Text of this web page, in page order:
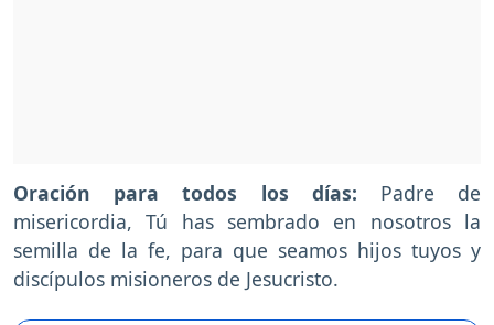
Oración para todos los días: Padre de
misericordia, Tú has sembrado en nosotros la
semilla de la fe, para que seamos hijos tuyos y
discípulos misioneros de Jesucristo.